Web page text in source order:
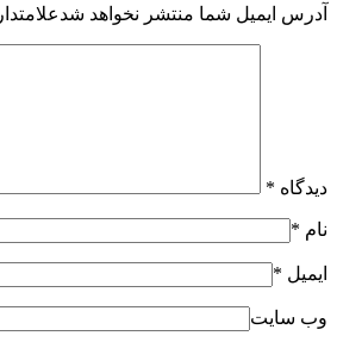
آدرس ایمیل شما منتشر نخواهد
دیدگاه *
نام *
ایمیل *
وب سایت